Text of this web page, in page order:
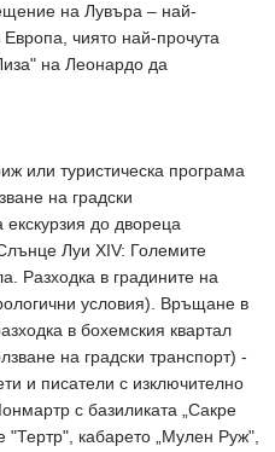
на Лувъра – най-
Европа, чиято най-прочута
на Леонардо да
или туристическа програма
на градски
до двореца
Луи ХІV: Големите
Разходка в градините на
условия). Връщане в
в бохемския квартал
на градски транспорт) -
и писатели с изключително
с базиликата „Сакре
кабарето „Мулен Руж",